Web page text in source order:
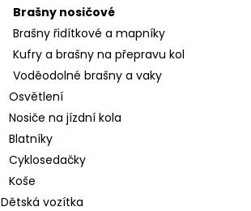
Brašny nosičové
Brašny řidítkové a mapníky
Kufry a brašny na přepravu kol
Voděodolné brašny a vaky
Osvětlení
Nosiče na jízdní kola
Blatníky
Cyklosedačky
Koše
Dětská vozítka